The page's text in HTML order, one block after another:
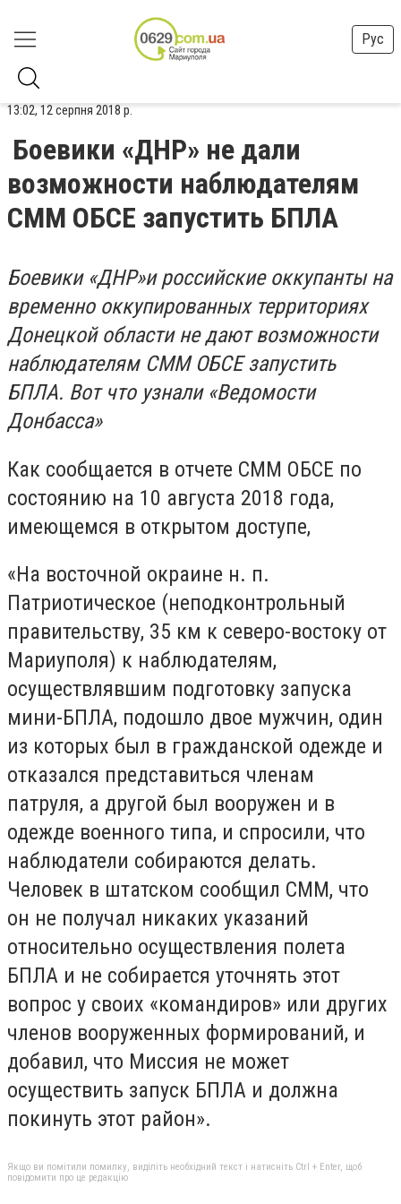
Рус
13:02, 12 серпня 2018 р.
Боевики «ДНР» не дали
возможности наблюдателям
СММ ОБСЕ запустить БПЛА
Боевики «ДНР»и российские оккупанты на
временно оккупированных территориях
Донецкой области не дают возможности
наблюдателям СММ ОБСЕ запустить
БПЛА. Вот что узнали «Ведомости
Донбасса»
Как сообщается в отчете СММ ОБСЕ по
состоянию на 10 августа 2018 года,
имеющемся в открытом доступе,
«На восточной окраине н. п.
Патриотическое (неподконтрольный
правительству, 35 км к северо-востоку от
Мариуполя) к наблюдателям,
осуществлявшим подготовку запуска
мини-БПЛА, подошло двое мужчин, один
из которых был в гражданской одежде и
отказался представиться членам
патруля, а другой был вооружен и в
одежде военного типа, и спросили, что
наблюдатели собираются делать.
Человек в штатском сообщил СММ, что
он не получал никаких указаний
относительно осуществления полета
БПЛА и не собирается уточнять этот
вопрос у своих «командиров» или других
членов вооруженных формирований, и
добавил, что Миссия не может
осуществить запуск БПЛА и должна
покинуть этот район».
Якщо ви помітили помилку, виділіть необхідний текст і натисніть Ctrl + Enter, щоб
повідомити про це редакцію